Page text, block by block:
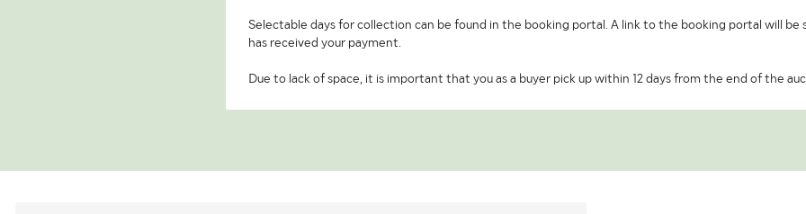
Selectable days for collection can be found in the booking portal. A link to the booking portal will be
has received your payment.
Due to lack of space, it is important that you as a buyer pick up within 12 days from the end of the